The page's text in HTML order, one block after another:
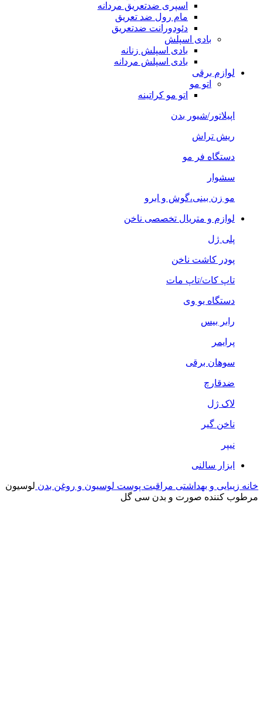
اسپری ضدتعریق مردانه
مام رول ضد تعریق
دئودورانت ضدتعریق
بادی اسپلش
بادی اسپلش زنانه
بادی اسپلش مردانه
لوازم برقی
اتو مو
اتو مو کراتینه
اپیلاتور/شیور بدن
ریش تراش
دستگاه فر مو
سشوار
مو زن بینی،گوش و ابرو
لوازم و متریال تخصصی ناخن
پلی ژل
پودر کاشت ناخن
تاپ کات/تاپ مات
دستگاه یو وی
رابر بیس
پرایمر
سوهان برقی
ضدقارچ
لاک ژل
ناخن گیر
نیپر
ابزار سالنی
خانه زیبایی و بهداشتی مراقبت پوست لوسیون و روغن بدن لوسیون
مرطوب کننده صورت و بدن سی گل